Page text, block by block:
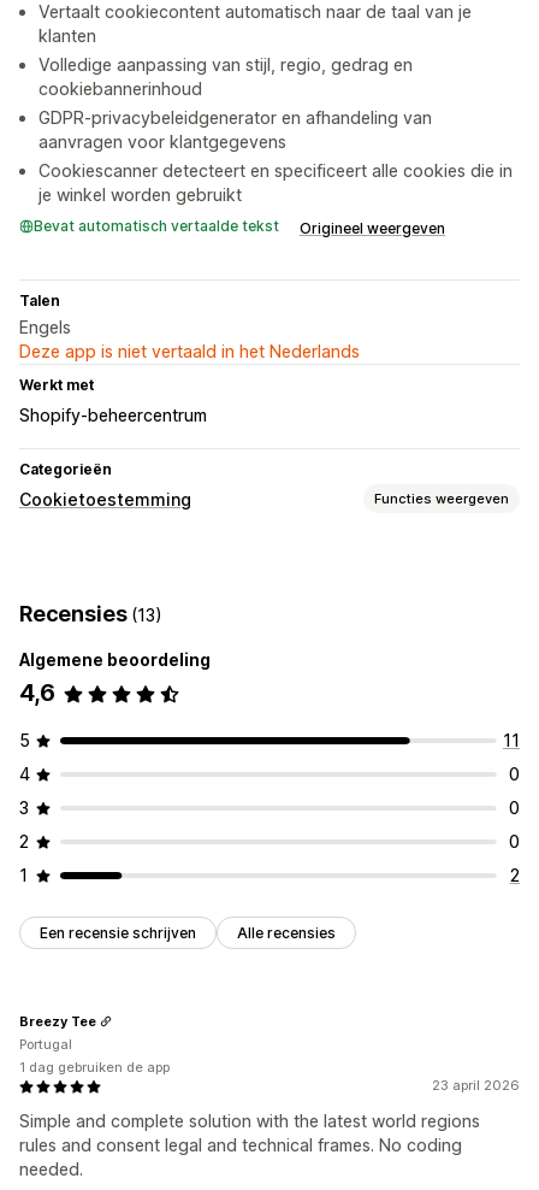
Vertaalt cookiecontent automatisch naar de taal van je
klanten
Volledige aanpassing van stijl, regio, gedrag en
cookiebannerinhoud
GDPR-privacybeleidgenerator en afhandeling van
aanvragen voor klantgegevens
Cookiescanner detecteert en specificeert alle cookies die in
je winkel worden gebruikt
Bevat automatisch vertaalde tekst Origineel weergeven
Talen
Engels
Deze app is niet vertaald in het Nederlands
Werkt met
Shopify-beheercentrum
Categorieën
Cookietoestemming Functies weergeven
Aangepaste tekst
Mobiel responsief
Naleving privacybeleid
Regelgeving
APPI
VCDPA
Recensies (13)
Algemene beoordeling
4,6
5
11
4
0
3
0
2
0
1
2
Een recensie schrijven Alle recensies
23 april 2026
Simple and complete solution with the latest world regions
rules and consent legal and technical frames. No coding
needed.
Breezy Tee
Portugal
1 dag gebruiken de app